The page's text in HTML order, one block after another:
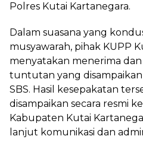
Polres Kutai Kartanegara.
Dalam suasana yang
musyawarah, pihak KUPP
menyatakan menerima
tuntutan yang disampaikan
SBS. Hasil kesepakatan
disampaikan secara resmi
Kabupaten Kutai
lanjut komunikasi dan